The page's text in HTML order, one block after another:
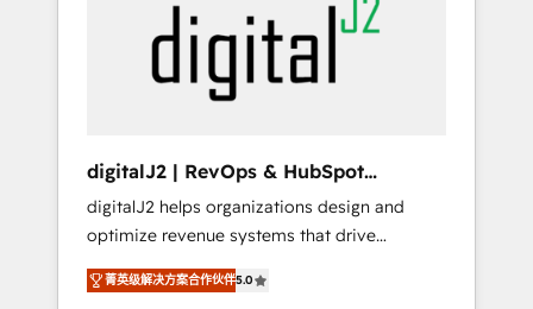
us to learn more!
webdesign (We focus on EMEA - USA
customers).
digitalJ2 | RevOps & HubSpot
Implementations
digitalJ2 helps organizations design and
optimize revenue systems that drive
scalable, predictable growth. As a triple-
accredited HubSpot Solutions Partner, we
菁英级解决方案合作伙伴5.0